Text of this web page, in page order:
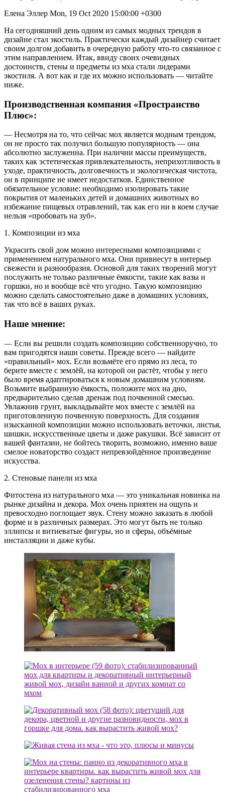
Елена Эллер Mon, 19 Oct 2020 15:00:00 +0300
На сегодняшний день одним из самых модных трендов в
дизайне стал экостиль. Практически каждый дизайнер считает
своим долгом добавить в очередную работу что-то связанное с
этим направлением. Итак, ввиду своих очевидных
достоинств, стены и предметы из мха стали лидерами
экостиля. А вот как и где их можно использовать — читайте
ниже.
Производственная компания «Пространство
Плюс»:
— Несмотря на то, что сейчас мох является модным трендом,
он не просто так получил большую популярность — она
абсолютно заслуженна. При наличии массы преимуществ,
таких как эстетическая привлекательность, неприхотливость в
уходе, практичность, долговечность и экологическая чистота,
он в принципе не имеет недостатков. Единственное
обязательное условие: необходимо изолировать такие
покрытия от маленьких детей и домашних животных во
избежание пищевых отравлений, так как его ни в коем случае
нельзя «пробовать на зуб».
1. Композиции из мха
Украсить свой дом можно интересными композициями с
применением натурального мха. Они привнесут в интерьер
свежести и разнообразия. Основой для таких творений могут
послужить не только различные ёмкости, такие как вазы и
горшки, но и вообще всё что угодно. Такую композицию
можно сделать самостоятельно даже в домашних условиях,
так что всё в ваших руках.
Наше мнение:
— Если вы решили создать композицию собственноручно, то
вам пригодятся наши советы. Прежде всего — найдите
«правильный» мох. Если возьмёте его прямо из леса, то
берите вместе с землёй, на которой он растёт, чтобы у него
было время адаптироваться к новым домашним условиям.
Возьмите выбранную ёмкость, положите мох на дно,
предварительно сделав дренаж под почвенной смесью.
Увлажнив грунт, выкладывайте мох вместе с землёй на
приготовленную почвенную поверхность. Для создания
изысканной композиции можно использовать веточки, листья,
шишки, искусственные цветы и даже ракушки. Всё зависит от
вашей фантазии, не бойтесь творить, возможно, именно ваше
смелое новаторство создаст непревзойдённое произведение
искусства.
2. Стеновые панели из мха
Фитостена из натурального мха — это уникальная новинка на
рынке дизайна и декора. Мох очень приятен на ощупь и
превосходно поглощает звук. Стену можно заказать в любой
форме и в различных размерах. Это могут быть не только
эллипсы и витиеватые фигуры, но и сферы, объёмные
инсталляции и даже кубы.